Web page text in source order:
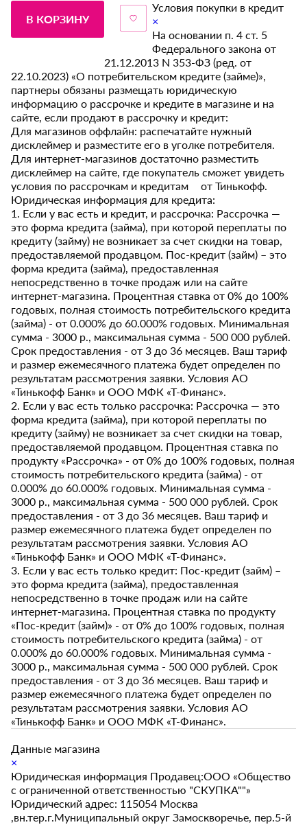
В КОРЗИНУ
Условия покупки в кредит
×
На основании п. 4 ст. 5
Федерального закона от
21.12.2013 N 353-ФЗ (ред. от
22.10.2023) «О потребительском кредите (займе)»,
партнеры обязаны размещать юридическую
информацию о рассрочке и кредите в магазине и на
сайте, если продают в рассрочку и кредит:
Для магазинов оффлайн: распечатайте нужный
дисклеймер и разместите его в уголке потребителя.
Для интернет-магазинов достаточно разместить
дисклеймер на сайте, где покупатель сможет увидеть
условия по рассрочкам и кредитам от Тинькофф.
Юридическая информация для кредита:
1. Если у вас есть и кредит, и рассрочка: Рассрочка —
это форма кредита (займа), при которой переплаты по
кредиту (займу) не возникает за счет скидки на товар,
предоставляемой продавцом. Пос-кредит (займ) – это
форма кредита (займа), предоставленная
непосредственно в точке продаж или на сайте
интернет-магазина. Процентная ставка от 0% до 100%
годовых, полная стоимость потребительского кредита
(займа) - от 0.000% до 60.000% годовых. Минимальная
сумма - 3000 р., максимальная сумма - 500 000 рублей.
Срок предоставления - от 3 до 36 месяцев. Ваш тариф
и размер ежемесячного платежа будет определен по
результатам рассмотрения заявки. Условия АО
«Тинькофф Банк» и ООО МФК «Т-Финанс».
2. Если у вас есть только рассрочка: Рассрочка — это
форма кредита (займа), при которой переплаты по
кредиту (займу) не возникает за счет скидки на товар,
предоставляемой продавцом. Процентная ставка по
продукту «Рассрочка» - от 0% до 100% годовых, полная
стоимость потребительского кредита (займа) - от
0.000% до 60.000% годовых. Минимальная сумма -
3000 р., максимальная сумма - 500 000 рублей. Срок
предоставления - от 3 до 36 месяцев. Ваш тариф и
размер ежемесячного платежа будет определен по
результатам рассмотрения заявки. Условия АО
«Тинькофф Банк» и ООО МФК «Т-Финанс».
3. Если у вас есть только кредит: Пос-кредит (займ) –
это форма кредита (займа), предоставленная
непосредственно в точке продаж или на сайте
интернет-магазина. Процентная ставка по продукту
«Пос-кредит (займ)» - от 0% до 100% годовых, полная
стоимость потребительского кредита (займа) - от
0.000% до 60.000% годовых. Минимальная сумма -
3000 р., максимальная сумма - 500 000 рублей. Срок
предоставления - от 3 до 36 месяцев. Ваш тариф и
размер ежемесячного платежа будет определен по
результатам рассмотрения заявки. Условия АО
«Тинькофф Банк» и ООО МФК «Т-Финанс».
Данные магазина
×
Юридическая информация Продавец:ООО «Общество
с ограниченной ответственностью "СКУПКА""»
Юридический адрес: 115054 Москва
,вн.тер.г.Муниципальный округ Замоскворечье, пер.5-й